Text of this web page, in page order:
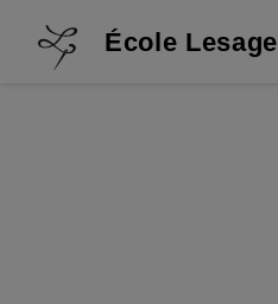
École Lesage